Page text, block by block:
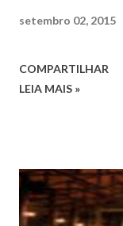
setembro 02, 2015
COMPARTILHAR
LEIA MAIS »